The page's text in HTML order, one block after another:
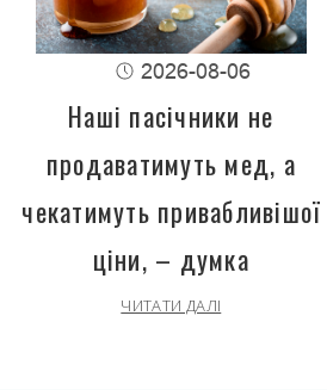
2026-08-06
Наші пасічники не
продаватимуть мед, а
чекатимуть привабливішої
ціни, – думка
ЧИТАТИ ДАЛІ